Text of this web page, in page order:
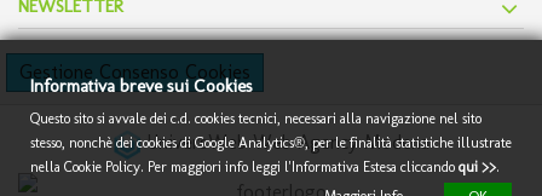
NEWSLETTER
Gestione Consenso Cookies
UniversWebWeb Agency Modena
Informativa breve sui Cookies
Questo sito si avvale dei c.d. cookies tecnici, necessari alla navigazione nel sito
stesso, nonchè dei cookies di Google Analytics®, per le finalità statistiche illustrate
nella Cookie Policy. Per maggiori info leggi l'Informativa Estesa cliccando qui >>.